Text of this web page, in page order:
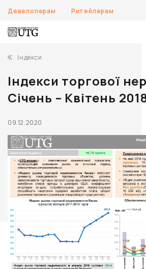
Девелоперам Ритейлерам
Індекси
Індекси торгової
Січень – Квітень
09.12.2020